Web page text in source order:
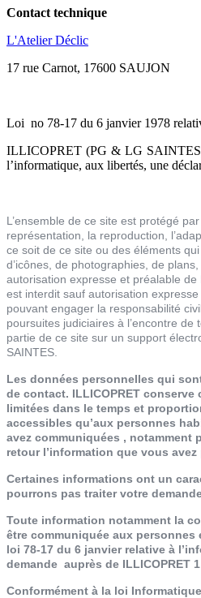
Contact technique
L'Atelier Déclic
17 rue Carnot, 17600 SAUJON
Loi no 78-17 du 6 janvier 1978
ILLICOPRET (PG & LG SAINTES)
l’informatique, aux libertés, une
L’ensemble de ce site est protégé
représentation, la reproduction,
ce soit de ce site ou des éléments qui
d’icônes, de photographies, de
autorisation expresse et préalable de
est interdit sauf autorisation
pouvant engager la responsabilité
poursuites judiciaires à l’encontre
partie de ce site sur un support
SAINTES.
Les données personnelles qui
de contact. ILLICOPRET
limitées dans le temps et
accessibles qu’aux personnes
avez communiquées , notamment
retour l’information que vous
Certaines informations ont un
pourrons pas traiter votre
Toute information notamment la
être communiquée aux
loi 78-17 du 6 janvier relative à
demande auprès de ILLICOPRET 1
Conformément à la loi